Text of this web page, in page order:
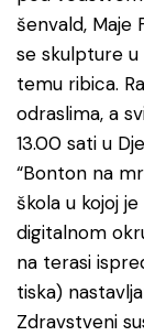
šenvald, Maje
se skulpture
temu ribica.
odraslima, a
13.00 sati u
“Bonton na
škola u kojoj
digitalnom
na terasi
tiska)
Zdravstveni